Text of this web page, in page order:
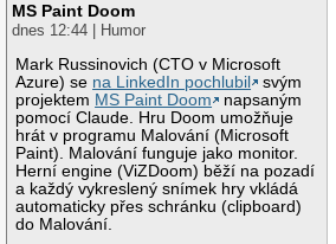
MS Paint Doom
dnes 12:44 | Humor
Mark Russinovich (CTO v Microsoft
Azure) se na LinkedIn pochlubil
svým
projektem MS Paint Doom
napsaným
pomocí Claude. Hru Doom umožňuje
hrát v programu Malování (Microsoft
Paint). Malování funguje jako monitor.
Herní engine (ViZDoom) běží na pozadí
a každý vykreslený snímek hry vkládá
automaticky přes schránku (clipboard)
do Malování.